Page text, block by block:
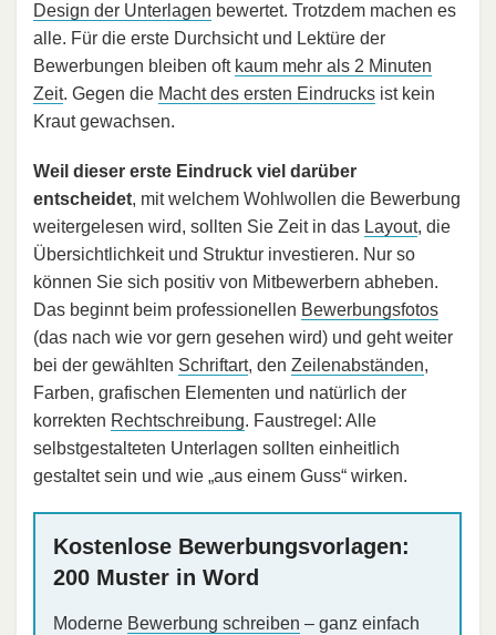
Design der Unterlagen bewertet. Trotzdem machen es
alle. Für die erste Durchsicht und Lektüre der
Bewerbungen bleiben oft kaum mehr als 2 Minuten
Zeit. Gegen die Macht des ersten Eindrucks ist kein
Kraut gewachsen.
Weil dieser erste Eindruck viel darüber
entscheidet, mit welchem Wohlwollen die Bewerbung
weitergelesen wird, sollten Sie Zeit in das Layout, die
Übersichtlichkeit und Struktur investieren. Nur so
können Sie sich positiv von Mitbewerbern abheben.
Das beginnt beim professionellen Bewerbungsfotos
(das nach wie vor gern gesehen wird) und geht weiter
bei der gewählten Schriftart, den Zeilenabständen,
Farben, grafischen Elementen und natürlich der
korrekten Rechtschreibung. Faustregel: Alle
selbstgestalteten Unterlagen sollten einheitlich
gestaltet sein und wie „aus einem Guss“ wirken.
Kostenlose Bewerbungsvorlagen:
200 Muster in Word
Moderne Bewerbung schreiben – ganz einfach